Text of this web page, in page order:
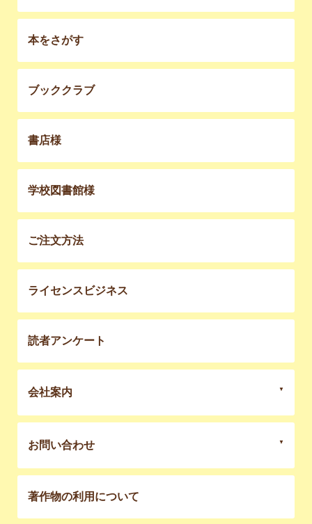
本をさがす
ブッククラブ
書店様
学校図書館様
ご注文方法
ライセンスビジネス
読者アンケート
会社案内
お問い合わせ
著作物の利用について